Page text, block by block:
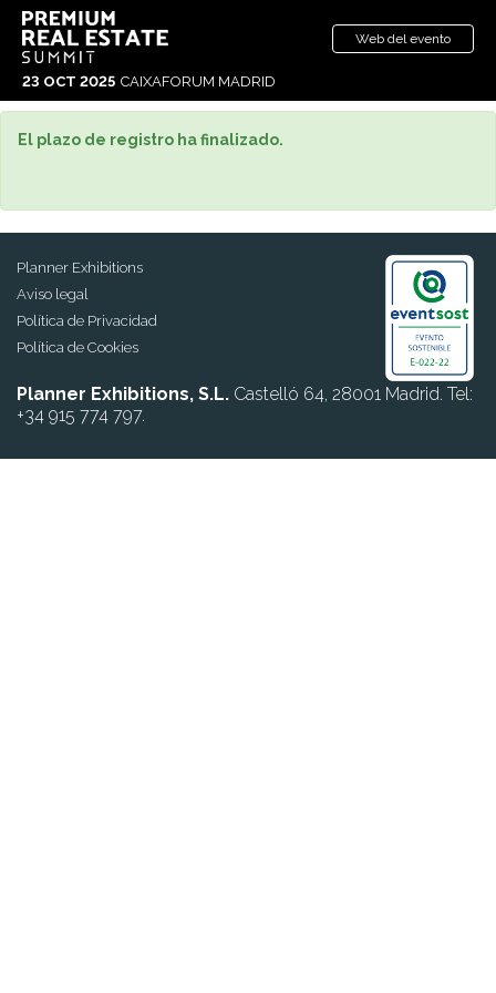
Web del evento
23 OCT 2025 CAIXAFORUM MADRID
El plazo de registro ha finalizado.
Planner Exhibitions
Aviso legal
Política de Privacidad
Política de Cookies
Planner Exhibitions, S.L. Castelló 64, 28001 Madrid. Tel:
+34 915 774 797.